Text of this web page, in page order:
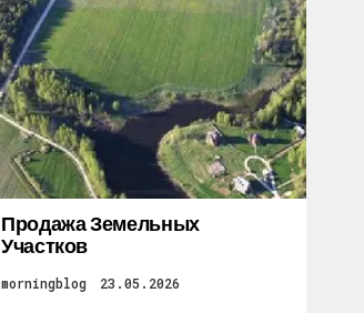
Продажа Земельных
Участков
morningblog 23.05.2026